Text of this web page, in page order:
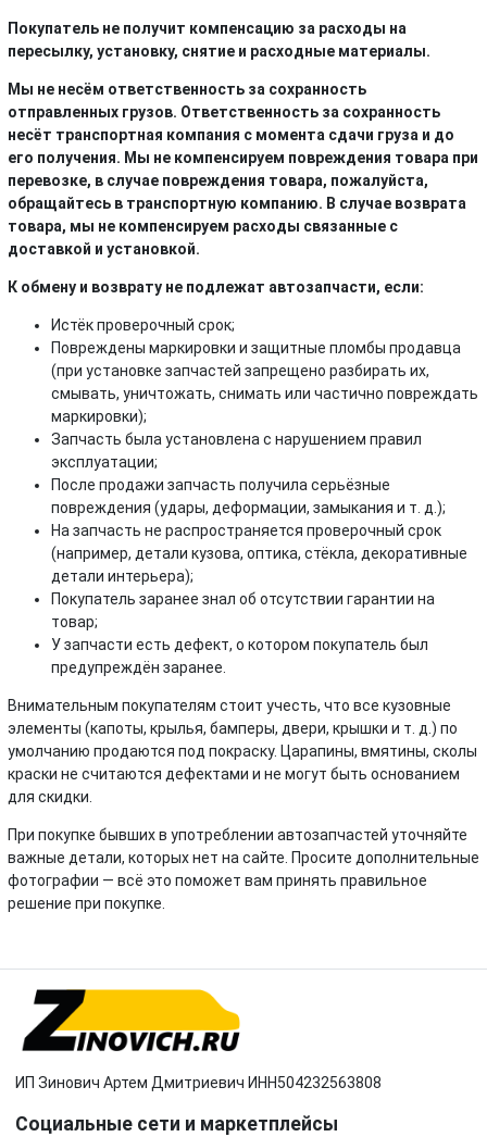
Покупатель не получит компенсацию за расходы на
пересылку, установку, снятие и расходные материалы.
Мы не несём ответственность за сохранность
отправленных грузов. Ответственность за сохранность
несёт транспортная компания с момента сдачи груза и до
его получения. Мы не компенсируем повреждения товара при
перевозке, в случае повреждения товара, пожалуйста,
обращайтесь в транспортную компанию. В случае возврата
товара, мы не компенсируем расходы связанные с
доставкой и установкой.
К обмену и возврату не подлежат автозапчасти, если:
Истёк проверочный срок;
Повреждены маркировки и защитные пломбы продавца
(при установке запчастей запрещено разбирать их,
смывать, уничтожать, снимать или частично повреждать
маркировки);
Запчасть была установлена с нарушением правил
эксплуатации;
После продажи запчасть получила серьёзные
повреждения (удары, деформации, замыкания и т. д.);
На запчасть не распространяется проверочный срок
(например, детали кузова, оптика, стёкла, декоративные
детали интерьера);
Покупатель заранее знал об отсутствии гарантии на
товар;
У запчасти есть дефект, о котором покупатель был
предупреждён заранее.
Внимательным покупателям стоит учесть, что все кузовные
элементы (капоты, крылья, бамперы, двери, крышки и т. д.) по
умолчанию продаются под покраску. Царапины, вмятины, сколы
краски не считаются дефектами и не могут быть основанием
для скидки.
При покупке бывших в употреблении автозапчастей уточняйте
важные детали, которых нет на сайте. Просите дополнительные
фотографии — всё это поможет вам принять правильное
решение при покупке.
ИП Зинович Артем Дмитриевич ИНН504232563808
Социальные сети и маркетплейсы